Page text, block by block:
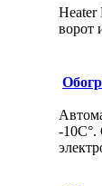
Heater
ворот
-10С°.